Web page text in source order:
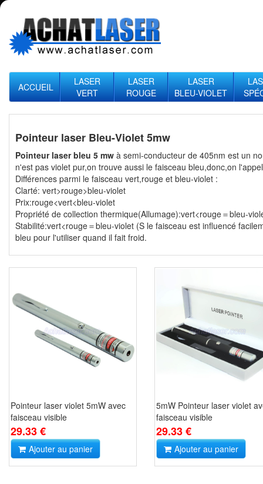
ACCUEIL
LASER
VERT
LASER
ROUGE
LASER
BLEU-VIOLET
Pointeur laser Bleu-Violet 5mw
Pointeur laser bleu 5 mw à semi-conducteur de 405nm est un
n'est pas violet pur,on trouve aussi le faisceau bleu,donc,on
Différences parmi le faisceau vert,rouge et bleu-violet :
Clarté: vert>rouge>bleu-violet
Prix:rouge<vert<bleu-violet
Propriété de collection thermique(Allumage):vert<rouge＝bleu-
Stabilité:vert<rouge＝bleu-violet (S le faisceau est influencé
bleu pour l'utiliser quand il fait froid.
Pointeur laser violet 5mW avec
faisceau visible
29.33 €
Ajouter au panier
5mW Pointeur laser violet
faisceau visible
29.33 €
Ajouter au panier